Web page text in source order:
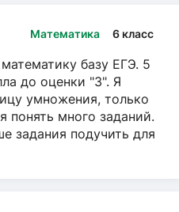
Математика 6 класс
базу ЕГЭ. 5
до оценки "3". Я
умножения, только
понять много заданий.
задания подучить для